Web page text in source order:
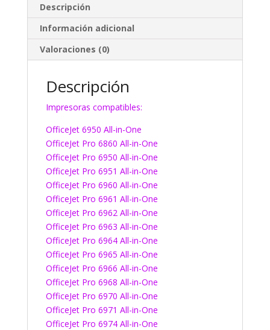
Descripción
Información adicional
Valoraciones (0)
Descripción
Impresoras compatibles:
OfficeJet 6950 All-in-One
OfficeJet Pro 6860 All-in-One
OfficeJet Pro 6950 All-in-One
OfficeJet Pro 6951 All-in-One
OfficeJet Pro 6960 All-in-One
OfficeJet Pro 6961 All-in-One
OfficeJet Pro 6962 All-in-One
OfficeJet Pro 6963 All-in-One
OfficeJet Pro 6964 All-in-One
OfficeJet Pro 6965 All-in-One
OfficeJet Pro 6966 All-in-One
OfficeJet Pro 6968 All-in-One
OfficeJet Pro 6970 All-in-One
OfficeJet Pro 6971 All-in-One
OfficeJet Pro 6974 All-in-One